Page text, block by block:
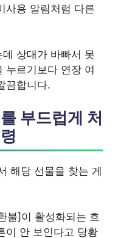
사용 알림처럼 다른
상대가 바빠서 못
누르기보다 연장 여
끔합니다.
부드럽게 처
해당 선물을 찾는 게
불]이 활성화되는 흐
이 안 보인다고 당황